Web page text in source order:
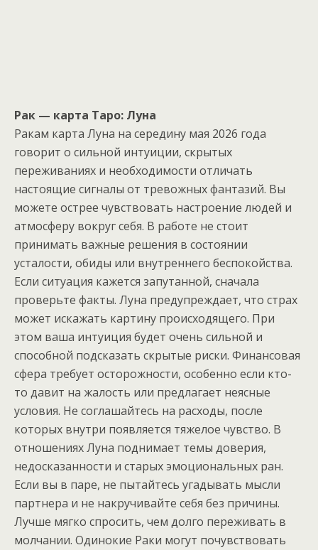
Рак — карта Таро: Луна
Ракам карта Луна на середину мая 2026 года
говорит о сильной интуиции, скрытых
переживаниях и необходимости отличать
настоящие сигналы от тревожных фантазий. Вы
можете острее чувствовать настроение людей и
атмосферу вокруг себя. В работе не стоит
принимать важные решения в состоянии
усталости, обиды или внутреннего беспокойства.
Если ситуация кажется запутанной, сначала
проверьте факты. Луна предупреждает, что страх
может искажать картину происходящего. При
этом ваша интуиция будет очень сильной и
способной подсказать скрытые риски. Финансовая
сфера требует осторожности, особенно если кто-
то давит на жалость или предлагает неясные
условия. Не соглашайтесь на расходы, после
которых внутри появляется тяжелое чувство. В
отношениях Луна поднимает темы доверия,
недосказанности и старых эмоциональных ран.
Если вы в паре, не пытайтесь угадывать мысли
партнера и не накручивайте себя без причины.
Лучше мягко спросить, чем долго переживать в
молчании. Одинокие Раки могут почувствовать